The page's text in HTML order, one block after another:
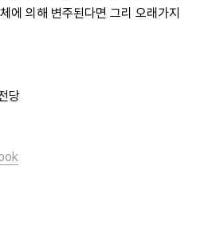
에 의해 변주된다면 그리 오래가지
당